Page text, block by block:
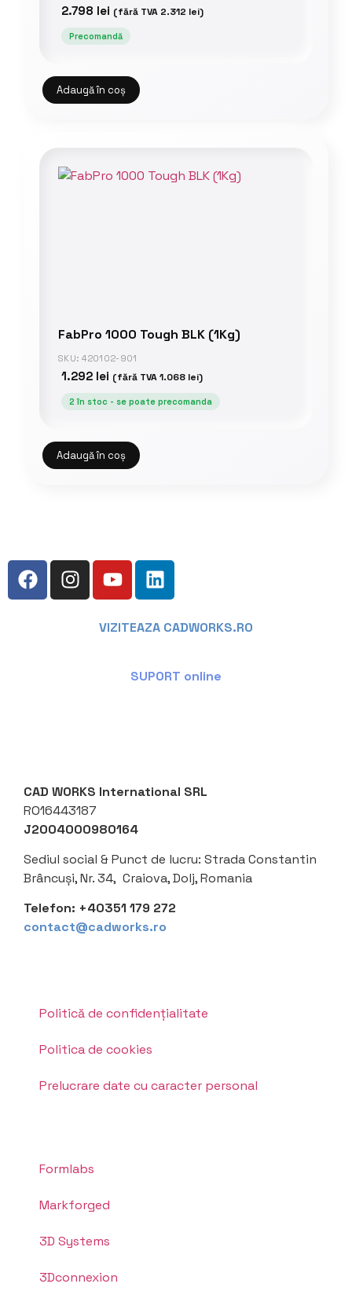
2.798 lei (fără TVA 2.312 lei)
Precomandă
Adaugă în coș
FabPro 1000 Tough BLK (1Kg)
SKU: 420102-901
1.292 lei (fără TVA1.068 lei)
2 în stoc - se poate precomanda
Adaugă în coș
VIZITEAZA CADWORKS.RO
SUPORT online
CAD WORKS International SRL
RO16443187
J2004000980164
Sediul social &Punct de lucru: Strada Constantin
Brâncuși, Nr. 34, Craiova, Dolj, Romania
Telefon: +40351 179 272
contact@cadworks.ro
Politică de confidențialitate
Politica de cookies
Prelucrare date cu caracter personal
Formlabs
Markforged
3D Systems
3Dconnexion